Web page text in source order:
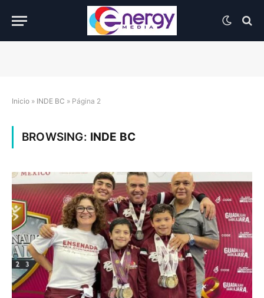
Inicio » INDE BC » Página 2
BROWSING: INDE BC